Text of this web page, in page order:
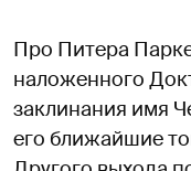
Про Питера
наложенного
заклинания имя
его ближайшие